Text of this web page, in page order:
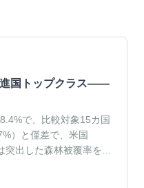
進国トップクラス——
で、比較対象15カ国
）と僅差で、米国
突出した森林被覆率を維